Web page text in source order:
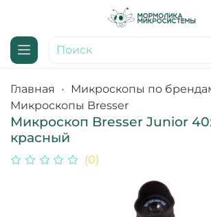
Главная
Микроскопы по
Микроскопы Bresser
Микроскоп Bresser Junior
красный
(0)